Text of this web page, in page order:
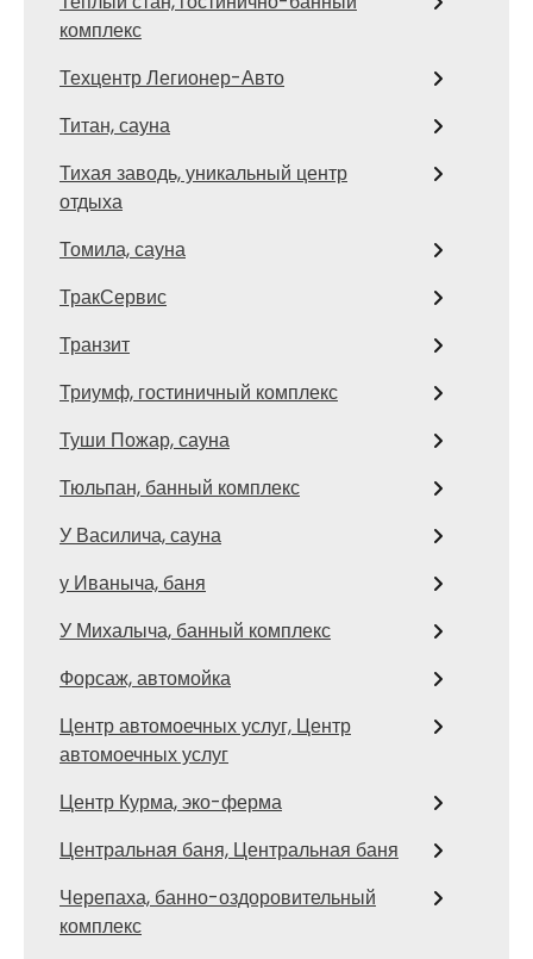
комплекс
Техцентр Легионер-Авто
Титан, сауна
Тихая заводь, уникальный центр
отдыха
Томила, сауна
ТракСервис
Транзит
Триумф, гостиничный комплекс
Туши Пожар, сауна
Тюльпан, банный комплекс
У Василича, сауна
у Иваныча, баня
У Михалыча, банный комплекс
Форсаж, автомойка
Центр автомоечных услуг, Центр
автомоечных услуг
Центр Курма, эко-ферма
Центральная баня, Центральная баня
Черепаха, банно-оздоровительный
комплекс